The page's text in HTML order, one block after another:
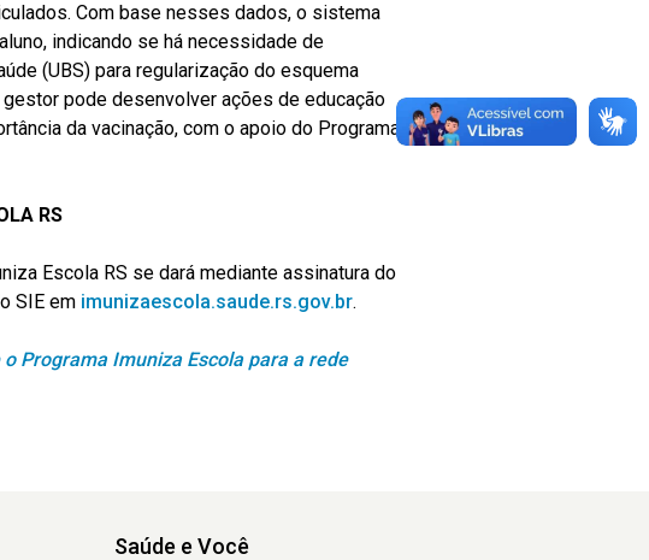
Com base nesses dados, o sistema
indicando se há necessidade de
(UBS) para regularização do esquema
pode desenvolver ações de educação
da vacinação, com o apoio do Programa
RS
Escola RS se dará mediante assinatura do
SIE em imunizaescola.saude.rs.gov.br.
Programa Imuniza Escola para a rede
Saúde e Você